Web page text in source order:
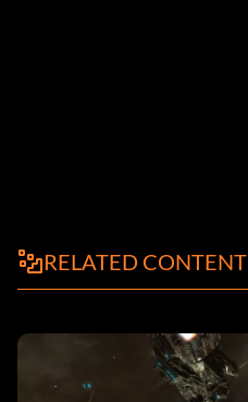
RELATED CONTENT